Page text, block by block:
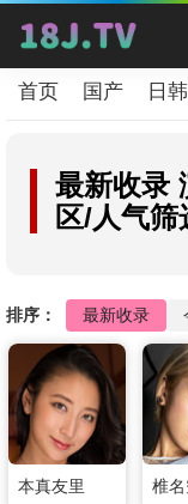
首页 国产 日韩
最新收录
区/人气筛
排序： 最新收录
本真友里 椎